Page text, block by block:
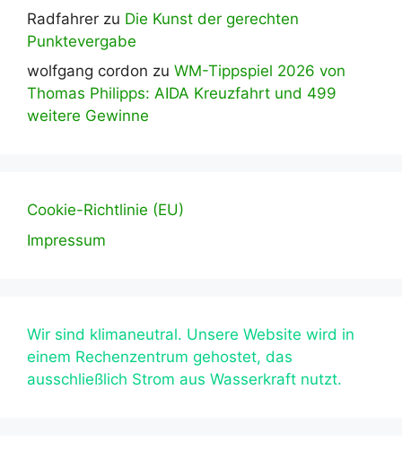
Radfahrer zu Die Kunst der gerechten
Punktevergabe
wolfgang cordon zu WM-Tippspiel 2026 von
Thomas Philipps: AIDA Kreuzfahrt und 499
weitere Gewinne
Cookie-Richtlinie (EU)
Impressum
Wir sind klimaneutral. Unsere Website wird in
einem Rechenzentrum gehostet, das
ausschließlich Strom aus Wasserkraft nutzt.